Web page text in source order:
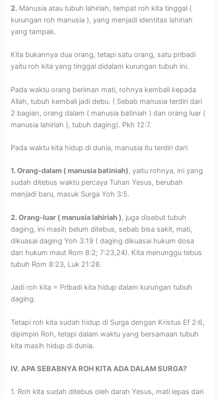
2. Manusia atau tubuh lahiriah, tempat roh kita tinggal (
kurungan roh manusia ), yang menjadi identitas lahiriah
yang tampak.
Kita bukannya dua orang, tetapi satu orang, satu pribadi
yaitu roh kita yang tinggal didalam kurungan tubuh ini.
Pada waktu orang beriman mati, rohnya kembali kepada
Allah, tubuh kembali jadi debu. ( Sebab manusia terdiri dari
2 bagian, orang dalam ( manusia batiniah ) dan orang luar (
manusia lahiriah ), tubuh daging). Pkh 12:7.
Pada waktu kita hidup di dunia, manusia itu terdiri dari:
1. Orang-dalam ( manusia batiniah), yaitu rohnya, ini yang
sudah ditebus waktu percaya Tuhan Yesus, berubah
menjadi baru, masuk Surga Yoh 3:5.
2. Orang-luar ( manusia lahiriah ), juga disebut tubuh
daging, ini masih belum ditebus, sebab bisa sakit, mati,
dikuasai daging Yoh 3:19 ( daging dikuasai hukum dosa
dan hukum maut Rom 8:2; 7:23,24). Kita menunggu tebus
tubuh Rom 8:23, Luk 21:28.
Jadi roh kita = Pribadi kita hidup dalam kurungan tubuh
daging.
Tetapi roh kita sudah hidup di Surga dengan Kristus Ef 2:6,
dipimpin Roh, tetapi dalam waktu yang bersamaan tubuh
kita masih hidup di dunia.
IV. APA SEBABNYA ROH KITA ADA DALAM SURGA?
1. Roh kita sudah ditebus oleh darah Yesus, mati lepas dari